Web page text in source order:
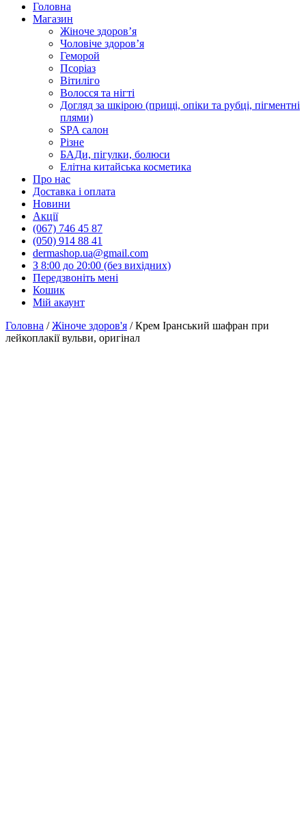
Головна
Магазин
Жіноче здоров’я
Чоловіче здоров’я
Геморой
Псоріаз
Вітиліго
Волосся та нігті
Догляд за шкірою (прищі, опіки та рубці, пігментні
плями)
SPA салон
Різне
БАДи, пігулки, болюси
Елітна китайська косметика
Про нас
Доставка і оплата
Новини
Акції
(067) 746 45 87
(050) 914 88 41
dermashop.ua@gmail.com
З 8:00 до 20:00 (без вихідних)
Передзвоніть мені
Кошик
Мій акаунт
Головна /Жіноче здоров'я / Крем Іранський шафран при
лейкоплакії вульви, оригінал